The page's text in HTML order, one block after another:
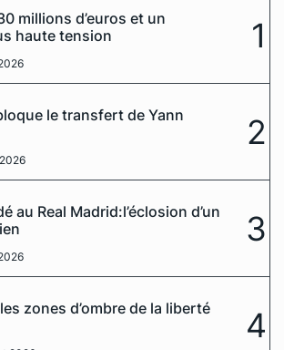
millions d’euros et un
haute tension
1
le transfert de Yann
2
au Real Madrid:l’éclosion d’un
3
zones d’ombre de la liberté
4